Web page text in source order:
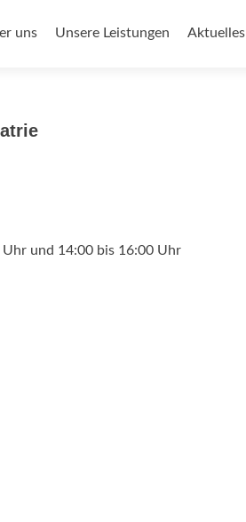
uns Unsere Leistungen Aktuelles
Uhr und 14:00 bis 16:00 Uhr